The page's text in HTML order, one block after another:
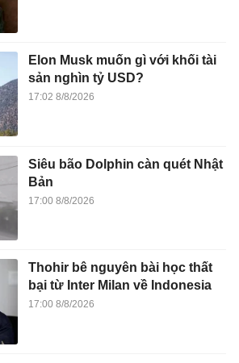
Elon Musk muốn gì với khối tài
sản nghìn tỷ USD?
17:02 8/8/2026
Siêu bão Dolphin càn quét Nhật
Bản
17:00 8/8/2026
Thohir bê nguyên bài học thất
bại từ Inter Milan về Indonesia
17:00 8/8/2026